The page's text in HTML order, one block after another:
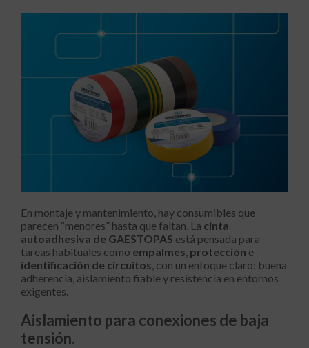
En montaje y mantenimiento, hay consumibles que
parecen “menores” hasta que faltan. La cinta
autoadhesiva de GAESTOPAS está pensada para
tareas habituales como empalmes, protección e
identificación de circuitos, con un enfoque claro: buena
adherencia, aislamiento fiable y resistencia en entornos
exigentes.
Aislamiento para conexiones de baja
tensión.